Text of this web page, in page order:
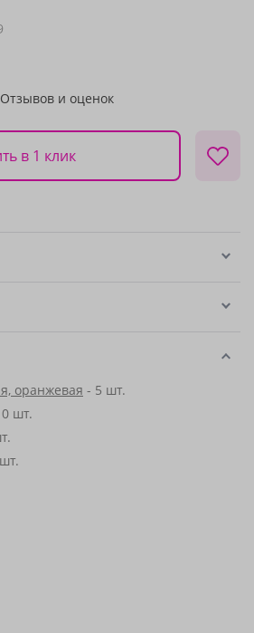
и оценок
в 1 клик
оранжевая - 5 шт.
шт.